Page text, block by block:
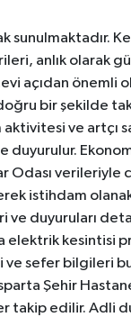
sunulmaktadır.
anlık olarak
açıdan
bir şekilde
ve artçı
verileriyle
istihdam
ve duyuruları
kesintisi
sefer bilgileri
Şehir
edilir. Adli